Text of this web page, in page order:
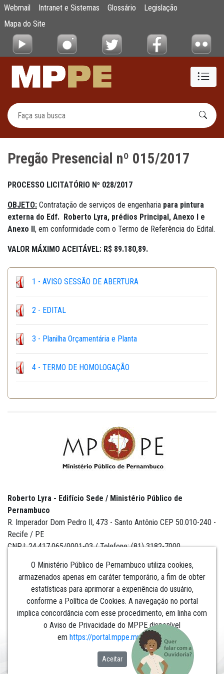
Pular para o Conteúdo principal
Pregão Presencial nº 015/2017
Webmail Intranet e Sistemas Glossário
Legislação
Mapa do Site
Pregão Presencial nº 015/2017
PROCESSO LICITATÓRIO Nº 028/2017
OBJETO: Contratação de serviços de engenharia para pintura
externa do Edf. Roberto Lyra, prédios Principal, Anexo I e
Anexo II , em conformidade com o Termo de Referência do Edital.
VALOR MÁXIMO ACEITÁVEL: R$ 89.180,89.
1 - AVISO SESSÃO DE ABERTURA
2 - EDITAL
3 - Planilha Orçamentária e Planta
4 - TERMO DE HOMOLOGAÇÃO
O Ministério Público de Pernambuco utiliza cookies,
armazenados apenas em caráter temporário, a fim de obter
estatísticas para aprimorar a experiência do usuário,
conforme a Política de Cookies. A navegação no portal
implica concordância com esse procedimento, em linha com
o Aviso de Privacidade do MPPE disponível
em https://portal.mppe.mp.br/lgpd.​​​​​​​
Aceitar
Roberto Lyra - Edifício Sede / Ministério Público de
Pernambuco
R. Imperador Dom Pedro II, 473 - Santo Antônio CEP 50.010-240 -
Recife / PE
CNPJ: 24.417.065/0001-03 / Telefone: (81) 3182-7000
Institucional
Comunicação